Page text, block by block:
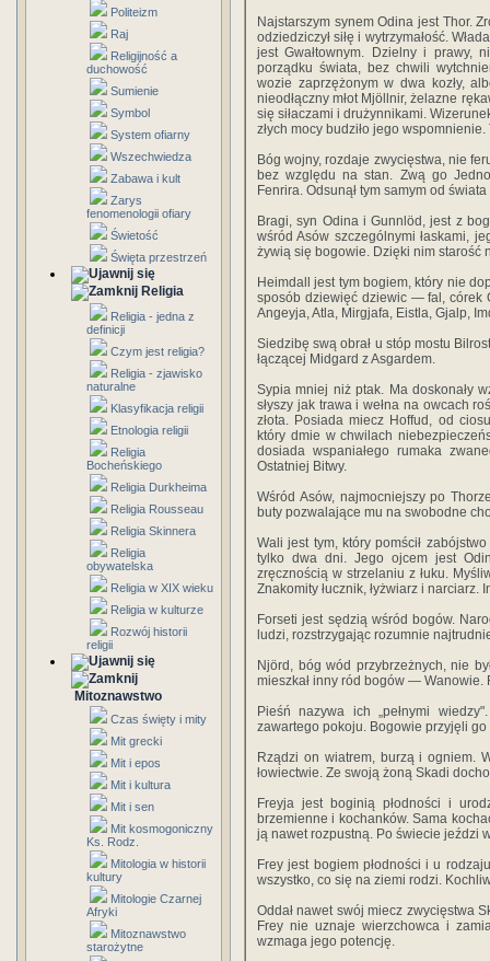
Politeizm
Raj
Religijność a
duchowość
Sumienie
Symbol
System ofiarny
Wszechwiedza
Zabawa i kult
Zarys
fenomenologii ofiary
Świetość
Święta przestrzeń
Religia
Religia - jedna z
definicji
Czym jest religia?
Religia - zjawisko
naturalne
Klasyfikacja religii
Etnologia religii
Religia
Bocheńskiego
Religia Durkheima
Religia Rousseau
Religia Skinnera
Religia
obywatelska
Religia w XIX wieku
Religia w kulturze
Rozwój historii
religii
Mitoznawstwo
Czas święty i mity
Mit grecki
Mit i epos
Mit i kultura
Mit i sen
Mit kosmogoniczny
Ks. Rodz.
Mitologia w historii
kultury
Mitologie Czarnej
Afryki
Mitoznawstwo
starożytne
Najstarszym synem Odina jest Thor.
odziedziczył siłę i wytrzymałość.
jest Gwałtownym. Dzielny i prawy,
porządku świata, bez chwili
wozie zaprzężonym w dwa kozły,
nieodłączny młot Mjöllnir, żelazne
się siłaczami i drużynnikami.
złych mocy budziło jego
Bóg wojny, rozdaje zwycięstwa, nie
bez względu na stan. Zwą go
Fenrira. Odsunął tym samym od
Bragi, syn Odina i Gunnlöd, jest z
wśród Asów szczególnymi łaskami,
żywią się bogowie. Dzięki nim starość
Heimdall jest tym bogiem, który nie
sposób dziewięć dziewic — fal,
Angeyja, Atla, Mirgjafa, Eistla, Gjalp,
Siedzibę swą obrał u stóp mostu
łączącej Midgard z Asgardem.
Sypia mniej niż ptak. Ma doskonały
słyszy jak trawa i wełna na owcach
złota. Posiada miecz Hoffud, od
który dmie w chwilach
dosiada wspaniałego rumaka
Ostatniej Bitwy.
Wśród Asów, najmocniejszy po
buty pozwalające mu na swobodne
Wali jest tym, który pomścił
tylko dwa dni. Jego ojcem jest
zręcznością w strzelaniu z łuku.
Znakomity łucznik, łyżwiarz i
Forseti jest sędzią wśród bogów.
ludzi, rozstrzygając rozumnie
Njörd, bóg wód przybrzeżnych, nie
mieszkał inny ród bogów — Wanowie.
Pieśń nazywa ich „pełnymi
zawartego pokoju. Bogowie przyjęli
Rządzi on wiatrem, burzą i ogniem.
łowiectwie. Ze swoją żoną Skadi
Freyja jest boginią płodności i
brzemienne i kochanków. Sama
ją nawet rozpustną. Po świecie jeździ
Frey jest bogiem płodności i u
wszystko, co się na ziemi rodzi.
Oddał nawet swój miecz zwycięstwa
Frey nie uznaje wierzchowca i
wzmaga jego potencję.